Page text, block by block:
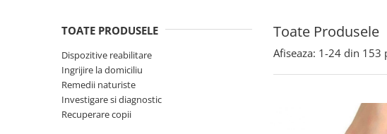
Dispozitive baie
Toate Produsele
TOATE PRODUSELE
Dispozitive reabilitare
Ingrijire la domiciliu
Remedii naturiste
Investigare si diagnostic
Recuperare copii
Afiseaza: 1-24 din 153